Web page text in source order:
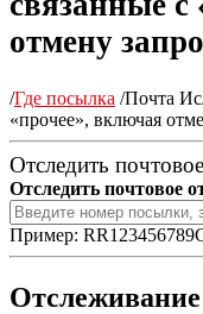
отмену
/Где посылка /Почта
«прочее», включая
Отследить
Отследить почтовое
Пример: